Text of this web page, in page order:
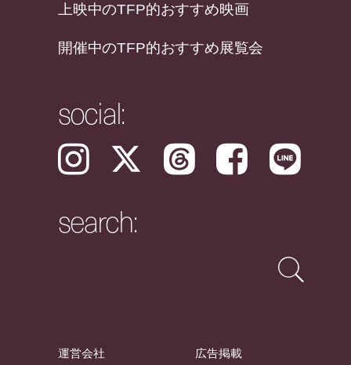
上映中のTFP的おすすめ映画
開催中のTFP的おすすめ展覧会
social:
Instagram 𝕏 Threads Facebook LINE
search:
運営会社 広告掲載